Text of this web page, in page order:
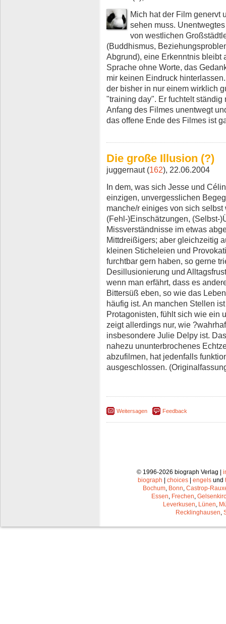
Mich hat der Film genervt
sehen muss.
von westlichen
(Buddhismus,
Abgrund), eine Erkenntnis bleibt
Sprache ohne Worte, das
mir keinen Eindruck
der bisher in nur einem wirklich
"training day". Er fuchtelt
Anfang des Filmes unentwegt
das offene Ende des Filmes ist
Die große Illusion (?)
juggernaut (162), 22.06.2004
In dem, was sich Jesse und
einzigen, unvergesslichen
manche/r einiges von sich
(Fehl-)Einschätzungen, (Selbst-
Missverständnisse im etwas
Mittdreißigers; aber gleichzeitig
kleinen Sticheleien und
furchtbar gern haben, so gerne
Desillusionierung und
wenn man erfährt, dass es
Bittersüß eben, so wie das
häufig ist. An manchen Stellen
Protagonisten, fühlt sich wie ein
zeigt allerdings nur, wie
insbesondere Julie Delpy ist.
nahezu ununterbrochenes
abzufilmen, hat jedenfalls
ausgeschlossen.
Weitersagen Feedback
© 1996-2026 biograph Verlag |
biograph | choices | engels und
Bochum Bonn Castrop-
Essen Frechen
Leverkusen Lünen
Recklinghausen